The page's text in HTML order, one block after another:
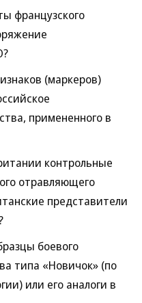
французского
(маркеров)
примененного в
контрольные
отравляющего
представители
боевого
типа «Новичок» (по
или его аналоги в